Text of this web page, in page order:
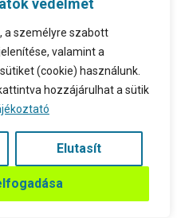
védelmét
a személyre szabott
valamint a
(cookie) használunk.
hozzájárulhat a sütik
Elutasít